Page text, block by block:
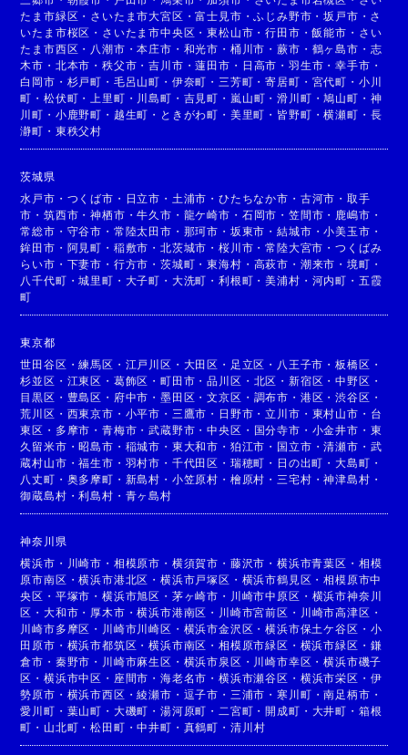
たま市緑区 ・ さいたま市大宮区 ・富士見市 ・ふじみ野市 ・坂戸市 ・ さ
いたま市桜区 ・ さいたま市中央区 ・東松山市 ・行田市 ・飯能市 ・ さい
たま市西区 ・ 八潮市 ・本庄市 ・ 和光市 ・ 桶川市 ・蕨市 ・ 鶴ヶ島市 ・ 志
木市 ・ 北本市 ・秩父市 ・吉川市 ・蓮田市 ・ 日高市 ・ 羽生市 ・幸手市 ・
白岡市 ・ 杉戸町 ・ 毛呂山町 ・ 伊奈町 ・ 三芳町 ・寄居町 ・ 宮代町 ・ 小川
町 ・松伏町 ・ 上里町 ・ 川島町 ・ 吉見町 ・ 嵐山町 ・滑川町 ・鳩山町 ・ 神
川町 ・ 小鹿野町 ・ 越生町 ・ ときがわ町 ・ 美里町 ・ 皆野町 ・横瀬町 ・ 長
瀞町 ・ 東秩父村
茨城県
水戸市 ・ つくば市 ・ 日立市 ・ 土浦市 ・ひたちなか市 ・ 古河市 ・ 取手
市 ・筑西市 ・神栖市 ・牛久市 ・ 龍ケ崎市 ・ 石岡市 ・ 笠間市 ・ 鹿嶋市 ・
常総市 ・ 守谷市 ・ 常陸太田市 ・ 那珂市 ・ 坂東市 ・結城市 ・小美玉市 ・
鉾田市 ・ 阿見町 ・ 稲敷市 ・北茨城市 ・桜川市 ・常陸大宮市 ・つくばみ
らい市 ・ 下妻市 ・ 行方市 ・茨城町 ・東海村 ・ 高萩市 ・ 潮来市 ・ 境町 ・
八千代町 ・城里町 ・ 大子町 ・ 大洗町 ・利根町 ・美浦村 ・ 河内町 ・ 五霞
町
東京都
世田谷区 ・練馬区 ・ 江戸川区 ・ 大田区 ・ 足立区 ・ 八王子市 ・板橋区 ・
杉並区 ・ 江東区 ・ 葛飾区 ・町田市 ・品川区 ・ 北区 ・ 新宿区 ・中野区 ・
目黒区 ・ 豊島区 ・ 府中市 ・墨田区 ・文京区 ・ 調布市 ・ 港区 ・渋谷区 ・
荒川区 ・ 西東京市 ・ 小平市 ・ 三鷹市 ・ 日野市 ・立川市 ・ 東村山市 ・ 台
東区 ・ 多摩市 ・青梅市 ・武蔵野市 ・中央区 ・ 国分寺市 ・ 小金井市 ・ 東
久留米市 ・昭島市 ・ 稲城市 ・ 東大和市 ・ 狛江市 ・ 国立市 ・清瀬市 ・ 武
蔵村山市 ・福生市 ・ 羽村市 ・ 千代田区 ・ 瑞穂町 ・ 日の出町 ・大島町 ・
八丈町 ・ 奥多摩町 ・ 新島村 ・ 小笠原村 ・ 檜原村 ・ 三宅村 ・神津島村 ・
御蔵島村 ・利島村 ・ 青ヶ島村
神奈川県
横浜市 ・ 川崎市 ・ 相模原市 ・ 横須賀市 ・ 藤沢市 ・横浜市青葉区 ・ 相模
原市南区 ・横浜市港北区 ・横浜市戸塚区 ・ 横浜市鶴見区 ・相模原市中
央区 ・ 平塚市 ・横浜市旭区 ・ 茅ヶ崎市 ・ 川崎市中原区 ・ 横浜市神奈川
区 ・大和市 ・ 厚木市 ・横浜市港南区 ・ 川崎市宮前区 ・ 川崎市高津区 ・
川崎市多摩区 ・ 川崎市川崎区 ・ 横浜市金沢区 ・横浜市保土ケ谷区 ・ 小
田原市 ・ 横浜市都筑区 ・横浜市南区 ・相模原市緑区 ・ 横浜市緑区 ・ 鎌
倉市 ・ 秦野市 ・ 川崎市麻生区 ・ 横浜市泉区 ・ 川崎市幸区 ・横浜市磯子
区 ・横浜市中区 ・ 座間市 ・海老名市 ・横浜市瀬谷区 ・ 横浜市栄区 ・ 伊
勢原市 ・ 横浜市西区 ・綾瀬市 ・ 逗子市 ・ 三浦市 ・寒川町 ・南足柄市 ・
愛川町 ・ 葉山町 ・ 大磯町 ・湯河原町 ・ 二宮町 ・開成町 ・ 大井町 ・ 箱根
町 ・ 山北町 ・松田町 ・中井町 ・ 真鶴町 ・ 清川村